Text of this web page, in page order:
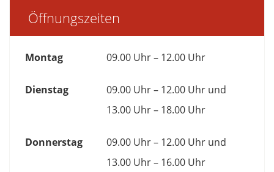
Öffnungszeiten
Montag 09.00 Uhr – 12.00 Uhr
Dienstag
09.00 Uhr – 12.00 Uhr und
13.00 Uhr – 18.00 Uhr
Donnerstag
09.00 Uhr – 12.00 Uhr und
13.00 Uhr – 16.00 Uhr